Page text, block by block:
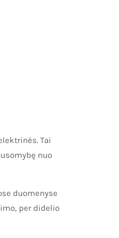
Tai
nuo
duomenyse
per didelio